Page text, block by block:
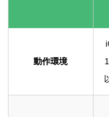
動作環境